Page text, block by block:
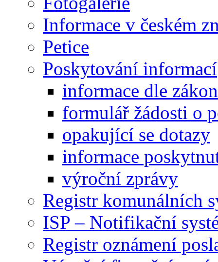
Informace v českém
Petice
Poskytování informací
informace dle
formulář žádosti o
opakující se dotazy
informace
výroční zprávy
Registr komunálních
ISP – Notifikační
Registr oznámení